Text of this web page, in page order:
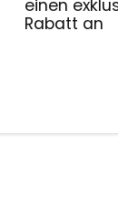
einen
Rabatt an